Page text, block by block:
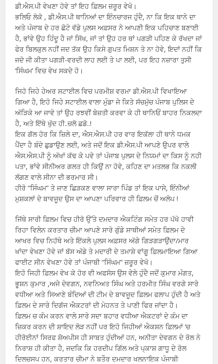
ਡੀ.ਐਸ.ਪੀ ਵੇਖਣਾ ਹੋਵੇ ਤਾਂ ਇਹ ਫ਼ਿਲਮ ਜ਼ਰੂਰ ਵੇਖੋ।
ਭਲਿਓ ਲੋਕੋ , ਡੀ.ਐਸ.ਪੀ ਥਾਨਿਆਂ ਦਾ ਇੰਨਚਾਰਜ ਹੁੰਦੈ, ਨਾ ਕਿ ਇਕ ਥਾਨੇ ਦਾ
ਅਤੇ ਪੰਜਾਬ ਦੇ ਹਰ ਛੋਟੇ ਵੱਡੇ ਪੁਲਸ ਅਫ਼ਸਰ ਨੇ ਆਪਣੀ ਇਕ ਪਹਿਚਾਣ ਬਣਾਈ
ਹੈ, ਭਾਂਵੇ ਉਹ ਹਿੰਦੂ ਹੈ ਜਾਂ ਸਿੱਖ, ਜਾਂ ਤਾਂ ਉਹ ਹਰ ਥਾਂ ਪਗੜੀ ਪਹਿਣ ਕੇ ਰੱਖਦਾ ਜਾਂ
ਫੇਰ ਬਿਲਕੁਲ ਨਹੀਂ ਜਦ ਤੱਕ ਉਹ ਕਿਸੇ ਗੁਪਤ ਮਿਸ਼ਨ ਤੇ ਨਾ ਹੋਵੇ, ਇਦਾਂ ਨਹੀਂ ਕਿ
ਜਦੋ ਜੀ ਕੀਤਾ ਪਗੜੀ-ਵਰਦੀ ਲਾਹ ਲਈ ਤੇ ਪਾ ਲਈ, ਪਰ ਇਹ ਨਜ਼ਾਰਾ ਤੁਸੀ
‘ਸਿੰਘਮ’ ਵਿਚ ਵੇਖ ਸਕਦੇ ਹੋ।
ਜਿਹੋ ਜਿਹੇ ਹੇਅਰ ਸਟਾਈਲ ਵਿਚ ਪਰਮੀਸ਼ ਵਰਮਾ ਡੀ.ਐਸ.ਪੀ ਵਿਖਾਇਆ
ਗਿਆ ਹੈ, ਇਹੋ ਜਿਹੇ ਸਟਾਈਲ ਵਾਲਾ ਮੁੰਡਾ ਜੇ ਕਿਤੇ ਸੱਚਮੁੱਚ ਪੰਜਾਬ ਪੁਲਿਸ ਦੇ
ਅੱੜਿਕੇ ਆ ਜਾਵੇ ਤਾਂ ਉਹ ਰਝਵੀਂ ਬੇਜ਼ਤੀ ਕਰਵਾ ਕੇ ਹੀ ਥਾਨਿਓਂ ਬਾਹਰ ਨਿਕਲਦਾ
ਹੈ, ਅਤੇ ਇੱਥੇ ਖੁੱਦ ਹੀ..ਚਲੋ ਛਡੋ..!
ਇਕ ਗੱਲ ਹੋਰ ਕਿ ਜ਼ਿਲੇ ਦਾ, ਐਸ.ਐਸ.ਪੀ ਹਰ ਵਾਰ ਇਕੱਲਾ ਹੀ ਥਾਨੇ ਧਮਕ
ਪੈਂਦਾ ਹੈ ਬੰਦੇ ਛੁਡਾਉਣ ਲਈ, ਅਤੇ ਜਦੋਂ ਇਕ ਡੀ.ਐਸ.ਪੀ ਆਪਣੇ ਉਪਰ ਵਾਲੇ
ਐਸ.ਐਸ.ਪੀ ਨੂੰ ਅੱਖਾਂ ਕੱਢ ਕੇ ਪਵੇ ਤਾਂ ਪੰਜਾਬ ਪੁਲਸ ਦੇ ਨਿਯਮਾਂ ਦਾ ਕਿਸ ਨੂੰ ਨਹੀ
ਪਤਾ, ਭਾਂਵੇ ਸੀਨੀਅਰ ਗਲਤ ਹੀ ਕਿਉਂ ਨਾ ਹੋਵੇ, ਕਹਿਣ ਦਾ ਮਤਲਭ ਕਿ ਨਕਲੀ
ਲੱਗਣ ਵਾਲੇ ਸੀਨਾ ਦੀ ਭਰਮਾਰ ਸੀ।
ਹੀਰੋ “ਸਿੰਘਮ” ਤੇ ਜਾਣ ਛਿੜਕਣ ਵਾਲਾ ਸਾਰਾ ਪਿੰਡ ਤਾਂ ਇਕ ਪਾਸੇ, ਇੰਨੀਆਂ
ਮੁਸ਼ਕਲਾਂ ਦੇ ਬਾਵਜੂਦ ਉਸ ਦਾ ਆਪਣਾ ਪਰਿਵਾਰ ਹੀ ਫ਼ਿਲਮ ਚੋਂ ਅਲੋਪ !
ਜਿੱਥੇ ਸਾਰੀ ਫ਼ਿਲਮ ਵਿਚ ਹੀਰੋ ਉੱਤੇ ਦਮਦਾਰ ਐਕਟਿੰਗ ਸਮੇਤ ਹਰ ਪੱਖੋ ਹਾਵੀ
ਰਿਹਾ ਵਿਲੇਨ ਕਰਤਾਰ ਚੀਮਾ ਆਪਣੇ ਸਾਰੇ ਗੁੰਡੇ ਸਾਥੀਆਂ ਸਮੇਤ ਫ਼ਿਲਮ ਦੇ
ਆਖਰ ਵਿਚ ਨਿਹੱਥੇ ਅਤੇ ਇੱਕਲੇ ਪੁਲਸ ਅਫ਼ਸਰ ਅੱਗੇ ਗਿੜਗੜਾਉਂਦਾ/ਮਾਰ
ਖਾਂਦਾ ਵੇਖਣਾ ਹੋਵੇ ਜਾਂ ਬੱਸ ਅੱਡੇ ਤੇ ਮਦਾਰੀ ਦੇ ਤਮਾਸ਼ੇ ਵਾਂਗੂ ਫ਼ਿਲਮਾਇਆ ਗਿਆ
ਫਾਈਟ ਸੀਨ ਵੇਖਣਾ ਹੋਵੇ ਤਾਂ ਪੰਜਾਬੀ “ਸਿੰਘਮ” ਜ਼ਰੂਰ ਵੇਖੋ।
ਇਹੋ ਜਿਹੀ ਫ਼ਿਲਮ ਵੇਖ ਕੇ ਹੋਰ ਵੀ ਅਫਸੋਸ ਉਸ ਵੇਲੇ ਹੁੰਦੈ ਜਦੋਂ ਕੁਮਾਰ ਮੰਗਤ,
ਭੂਸ਼ਨ ਕੁਮਾਰ ,ਅਜੇ ਦੇਵਗਨ, ਨਵਨਿਅਤ ਸਿੰਘ ਅਤੇ ਹਰਮੀਤ ਸਿੰਘ ਵਰਗੇ ਸਾਰੇ
ਵਧੀਆ ਅਤੇ ਸਿਆਣੇ ਬੰਦਿਆਂ ਦੀ ਟੀਮ ਦੇ ਬਾਵਜੂਦ ਫ਼ਿਲਮ ਫਲਾਪ ਹੁੰਦੀ ਹੈ ਅਤੇ
ਫ਼ਿਲਮ ਦੇ ਸਾਰੇ ਦਿਗੱਜ ਐਕਟਰਾਂ ਦੀ ਮੇਹਨਤ ਤੇ ਪਾਣੀ ਫਿਰ ਜਾਂਦਾ ਹੈ।
ਫ਼ਿਲਮ ਚ ਕੰਮ ਕਰਨ ਵਾਲੇ ਸਾਰੇ ਸਦਾ ਬਹਾਰ ਵਧੀਆ ਐਕਟਰਾਂ ਦੇ ਕੰਮ ਦਾ
ਜ਼ਿਕਰ ਕਰਨ ਦੀ ਸ਼ਾਇਦ ਲੋੜ ਨਹੀਂ ਪਰ ਇਹੋ ਜਿਹੀਆਂ ਐਕਸ਼ਨ ਫ਼ਿਲਮਾਂ ‘ਚ
ਹੀਰੋਈਨਾਂ ਸਿਰਫ ਸ਼ੋਅਪੀਸ ਹੀ ਸਾਬਤ ਹੁੰਦੀਆਂ ਹਨ, ਅਨੀਤਾ ਦੇਵਗਨ ਦੇ ਰੋਲ ਨੇ
ਨਿਰਾਸ਼ ਹੀ ਕੀਤਾ ਹੈ, ਜਦਕਿ ਕਿ ਹਰਦੀਪ ਗਿੱਲ ਅਤੇ ਪ੍ਕਾਸ਼ ਗਾਧੂ ਦੇ ਰੋਲ
ਦਿਲਚਸਪ ਹਨ, ਕਰਤਾਰ ਚੀਮਾ ਨੇ ਬਤੌਰ ਦਮਦਾਰ ਖਲਨਾਇਕ ਪੰਜਾਬੀ